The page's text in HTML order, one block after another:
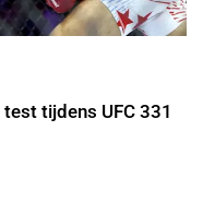
tijdens UFC 331